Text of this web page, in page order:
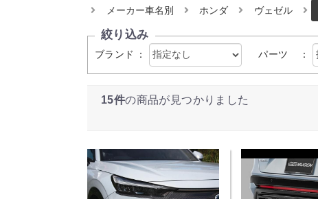
メーカー車名別 ホンダ ヴェゼル
絞り込み
ブランド ： パーツ ：
15件の商品が見つかりました